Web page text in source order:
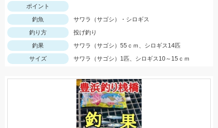
ポイント
釣魚
サワラ（サゴシ）・シロギス
釣り方
投げ釣り
釣果
サワラ（サゴシ）55ｃｍ、シロギス14匹
サイズ
サワラ（サゴシ）1匹、シロギス10～15ｃｍ